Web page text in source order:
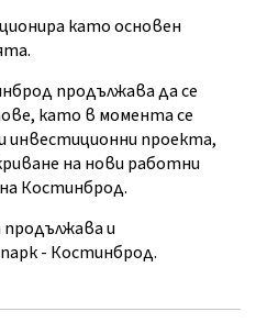
като основен
продължава да се
като в момента се
инвестиционни проекта,
на нови работни
Костинброд.
и
- Костинброд.